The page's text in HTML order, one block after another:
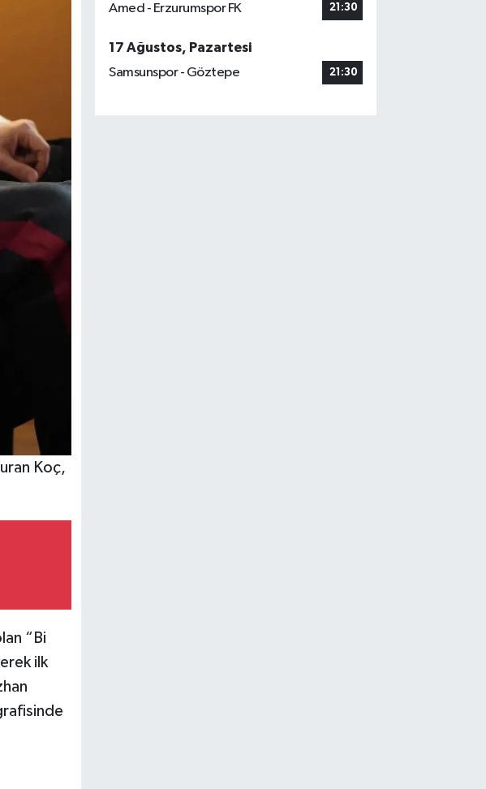
Koç,
“Bi
ilk
Amed - Erzurumspor FK 21:30
17 Ağustos, Pazartesi
Samsunspor - Göztepe
21:30